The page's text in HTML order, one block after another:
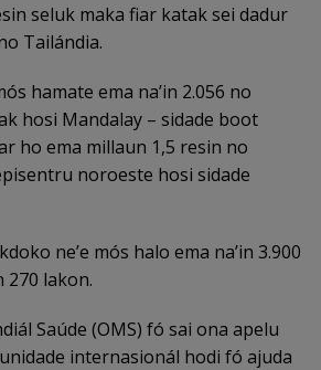
seluk maka fiar katak sei dadur
Tailándia.
hamate ema na’in 2.056 no
hosi Mandalay – sidade boot
ho ema millaun 1,5 resin no
noroeste hosi sidade
ne’e mós halo ema na’in 3.900
270 lakon.
Saúde (OMS) fó sai ona apelu
internasionál hodi fó ajuda